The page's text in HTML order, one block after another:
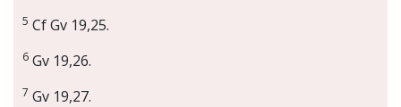
5 Cf Gv 19,25.
6 Gv 19,26.
7 Gv 19,27.